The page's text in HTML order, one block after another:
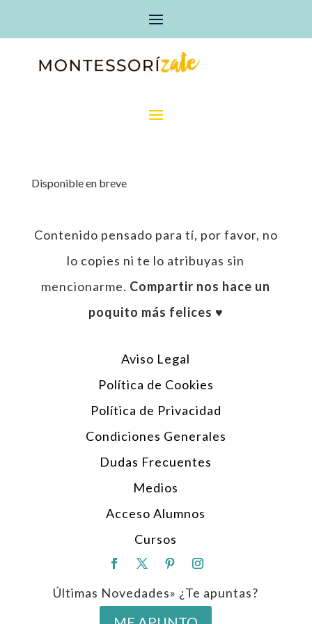
Disponible en breve
Contenido pensado para tí, por favor, no
lo copies ni te lo atribuyas sin
mencionarme. Compartir nos hace un
poquito más felices ♥︎
Aviso Legal
Política de Cookies
Política de Privacidad
Condiciones Generales
Dudas Frecuentes
Medios
Acceso Alumnos
Cursos
Últimas Novedades» ¿Te apuntas?